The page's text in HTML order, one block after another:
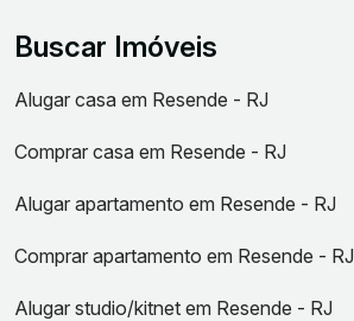
Buscar Imóveis
Alugar casa em Resende - RJ
Comprar casa em Resende - RJ
Alugar apartamento em Resende - RJ
Comprar apartamento em Resende - RJ
Alugar studio/kitnet em Resende - RJ